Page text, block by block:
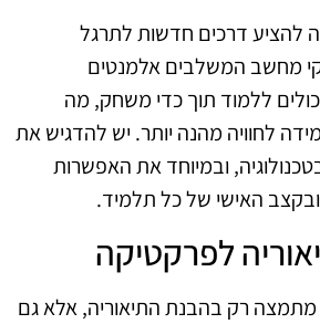
להציע דרכים חדשות לתרגל
מחשב המשלבים אלמנטים
ללמוד תוך כדי משחק, מה
לחוויה מהנה יותר. יש להדגיש את
ובמיוחד את האפשרות
האישי של כל תלמיד.
לפרקטיקה
מתמצה רק בהבנת התיאוריה, אלא גם